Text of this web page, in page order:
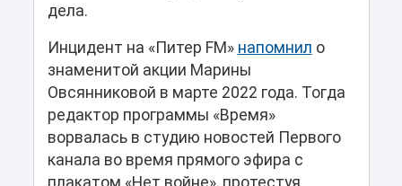
дела.
Инцидент на «Питер FM» напомнил о
знаменитой акции Марины
Овсянниковой в марте 2022 года. Тогда
редактор программы «Время»
ворвалась в студию новостей Первого
канала во время прямого эфира с
плакатом «Нет войне», протестуя